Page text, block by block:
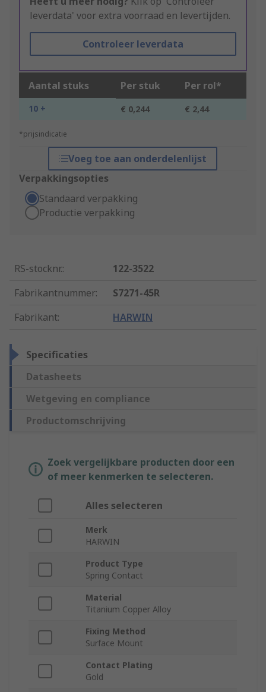
leverdata' voor extra voorraad en levertijden.
Controleer leverdata
Aantal stuks Per stuk Per rol*
10 + € 0,244 € 2,44
*prijsindicatie
Voeg toe aan onderdelenlijst
Verpakkingsopties
Standaard verpakking
Productie verpakking
RS-stocknr.:
122-3522
Fabrikantnummer:
S7271-45R
Fabrikant: HARWIN
Specificaties
Datasheets
Wetgeving en compliance
Productomschrijving
Zoek vergelijkbare producten door een
of meer kenmerken te selecteren.
Alles selecteren
Merk
HARWIN
Product Type
Spring Contact
Material
Titanium Copper Alloy
Fixing Method
Surface Mount
Contact Plating
Gold